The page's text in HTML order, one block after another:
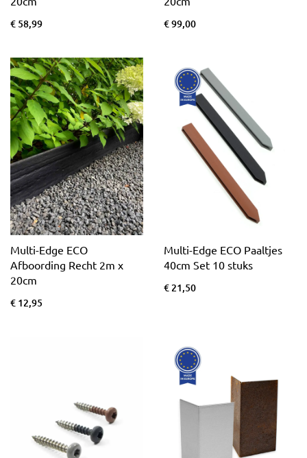
€ 58,99 € 99,00
Multi-Edge ECO
Afboording Recht 2m x
20cm
€ 12,95
Multi-Edge ECO Paaltjes
40cm Set 10 stuks
€ 21,50